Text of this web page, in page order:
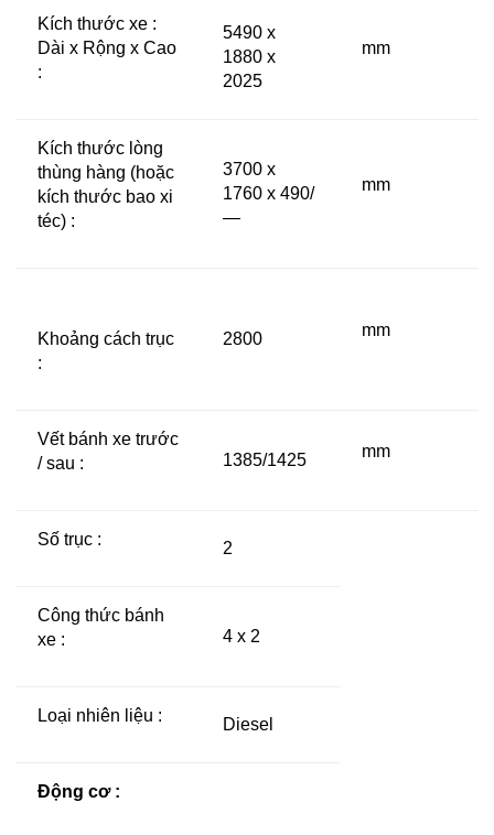
Kích thước xe :
Dài x Rộng x Cao
:
5490 x
1880 x
2025
mm
Kích thước lòng
thùng hàng (hoặc
kích thước bao xi
téc) :
3700 x
1760 x 490/
—
mm
Khoảng cách trục
:
2800 mm
Vết bánh xe trước
/ sau :
1385/1425 mm
Số trục : 2
Công thức bánh
xe :
4 x 2
Loại nhiên liệu : Diesel
Động cơ :